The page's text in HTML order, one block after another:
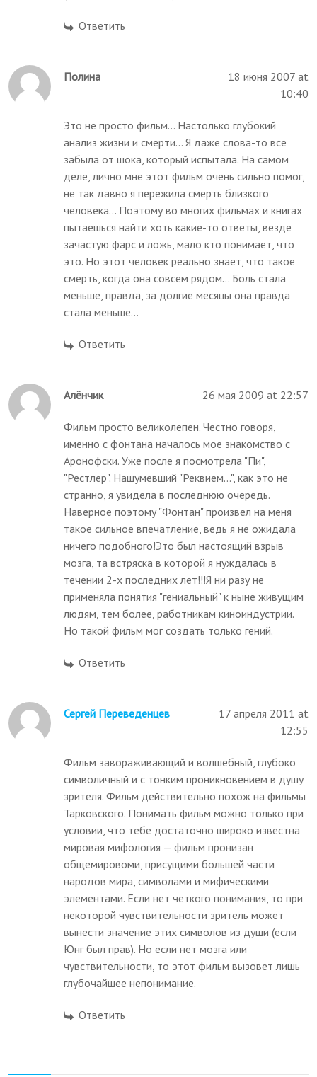
Ответить
Полина
18 июня 2007 at
10:40
Это не просто фильм... Настолько глубокий
анализ жизни и смерти... Я даже слова-то все
забыла от шока, который испытала. На самом
деле, лично мне этот фильм очень сильно помог,
не так давно я пережила смерть близкого
человека... Поэтому во многих фильмах и книгах
пытаешься найти хоть какие-то ответы, везде
зачастую фарс и ложь, мало кто понимает, что
это. Но этот человек реально знает, что такое
смерть, когда она совсем рядом... Боль стала
меньше, правда, за долгие месяцы она правда
стала меньше...
Ответить
Алёнчик 26 мая 2009 at 22:57
Фильм просто великолепен. Честно говоря,
именно с фонтана началось мое знакомство с
Аронофски. Уже после я посмотрела "Пи",
"Рестлер". Нашумевший "Реквием...", как это не
странно, я увидела в последнюю очередь.
Наверное поэтому "Фонтан" произвел на меня
такое сильное впечатление, ведь я не ожидала
ничего подобного!Это был настоящий взрыв
мозга, та встряска в которой я нуждалась в
течении 2-х последних лет!!!Я ни разу не
применяла понятия "гениальный" к ныне живущим
людям, тем более, работникам киноиндустрии.
Но такой фильм мог создать только гений.
Ответить
Сергей Переведенцев
17 апреля 2011 at
12:55
Фильм завораживающий и волшебный, глубоко
символичный и с тонким проникновением в душу
зрителя. Фильм действительно похож на фильмы
Тарковского. Понимать фильм можно только при
условии, что тебе достаточно широко известна
мировая мифология — фильм пронизан
общемировоми, присущими большей части
народов мира, символами и мифическими
элементами. Если нет четкого понимания, то при
некоторой чувствительности зритель может
вынести значение этих символов из души (если
Юнг был прав). Но если нет мозга или
чувствительности, то этот фильм вызовет лишь
глубочайшее непонимание.
Ответить